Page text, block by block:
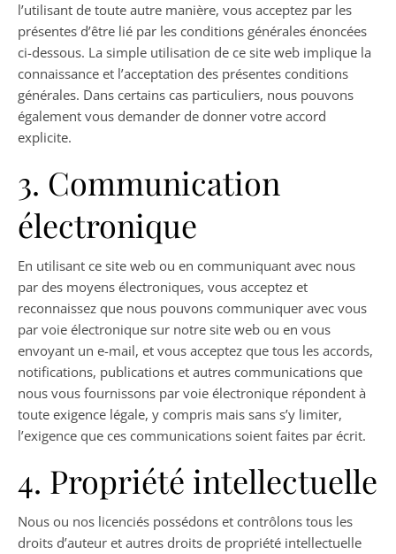
l’utilisant de toute autre manière, vous acceptez par les
présentes d’être lié par les conditions générales énoncées
ci-dessous. La simple utilisation de ce site web implique la
connaissance et l’acceptation des présentes conditions
générales. Dans certains cas particuliers, nous pouvons
également vous demander de donner votre accord
explicite.
3. Communication
électronique
En utilisant ce site web ou en communiquant avec nous
par des moyens électroniques, vous acceptez et
reconnaissez que nous pouvons communiquer avec vous
par voie électronique sur notre site web ou en vous
envoyant un e-mail, et vous acceptez que tous les accords,
notifications, publications et autres communications que
nous vous fournissons par voie électronique répondent à
toute exigence légale, y compris mais sans s’y limiter,
l’exigence que ces communications soient faites par écrit.
4. Propriété intellectuelle
Nous ou nos licenciés possédons et contrôlons tous les
droits d’auteur et autres droits de propriété intellectuelle